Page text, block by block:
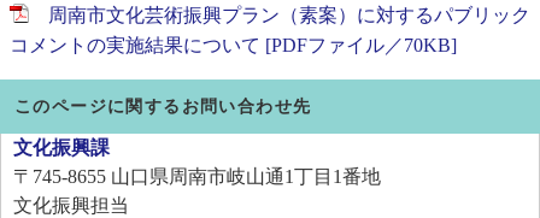
周南市文化芸術振興プラン（素案）に対するパブリック
コメントの実施結果について [PDFファイル／70KB]
このページに関するお問い合わせ先
文化振興課
〒745-8655 山口県周南市岐山通1丁目1番地
文化振興担当